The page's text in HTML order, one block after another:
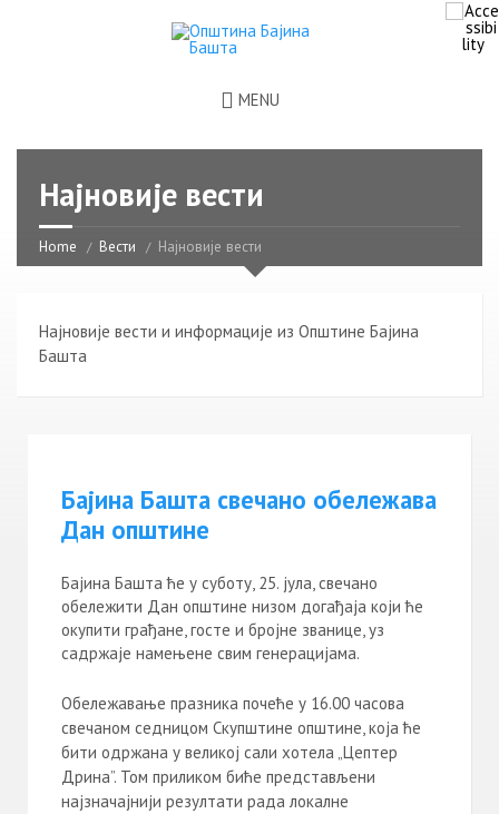
MENU
Најновије вести
Home Вести Најновије вести
Најновије вести и информације из Општине Бајина
Башта
Бајина Башта свечано обележава
Дан општине
Бајина Башта ће у суботу, 25. јула, свечано
обележити Дан општине низом догађаја који ће
окупити грађане, госте и бројне званице, уз
садржаје намењене свим генерацијама.
Обележавање празника почеће у 16.00 часова
свечаном седницом Скупштине општине, која ће
бити одржана у великој сали хотела „Цептер
Дрина”. Том приликом биће представљени
најзначајнији резултати рада локалне